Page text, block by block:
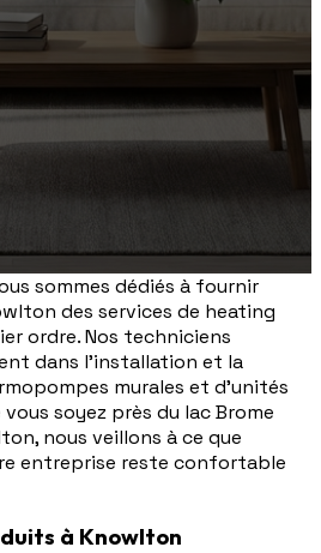
sommes dédiés à fournir
des services de heating
ordre. Nos techniciens
dans l'installation et la
murales et d'unités
soyez près du lac Brome
nous veillons à ce que
entreprise reste confortable
à Knowlton